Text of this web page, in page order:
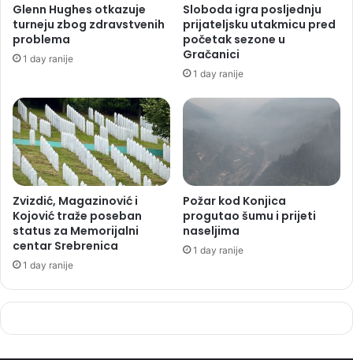
Glenn Hughes otkazuje
turneju zbog zdravstvenih
problema
1 day ranije
Sloboda igra posljednju
prijateljsku utakmicu pred
početak sezone u
Gračanici
1 day ranije
Zvizdić, Magazinović i
Kojović traže poseban
status za Memorijalni
centar Srebrenica
1 day ranije
Požar kod Konjica
progutao šumu i prijeti
naseljima
1 day ranije